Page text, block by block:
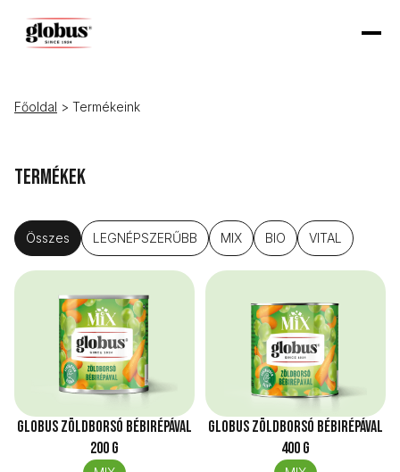
Főoldal > Termékeink
Termékek
Összes LEGNÉPSZERŰBB MIX BIO VITAL
Globus Zöldborsó bébirépával
200 g
Globus Zöldborsó bébirépával
400 g